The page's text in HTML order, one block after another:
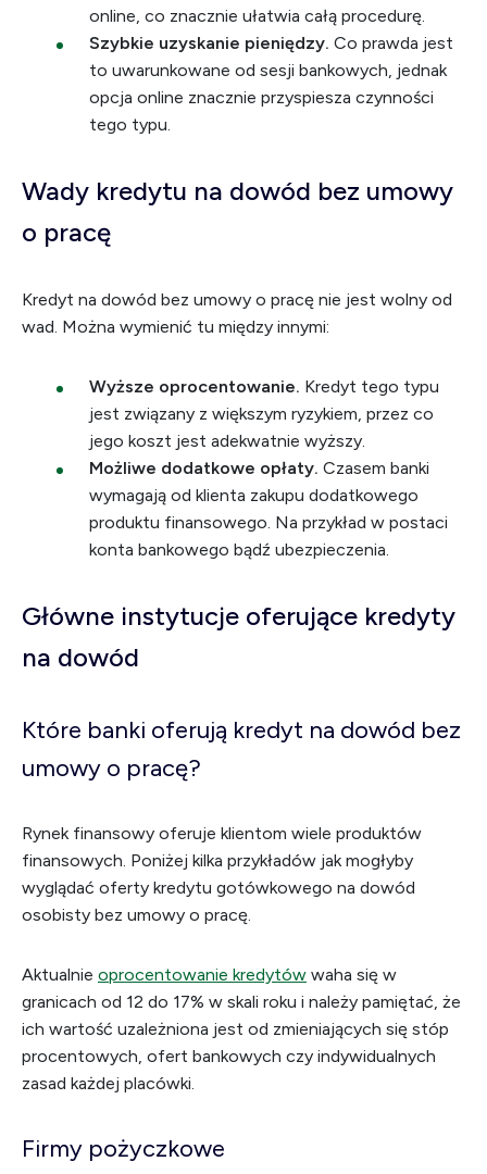
online, co znacznie ułatwia całą procedurę.
Szybkie uzyskanie pieniędzy. Co prawda jest
to uwarunkowane od sesji bankowych, jednak
opcja online znacznie przyspiesza czynności
tego typu.
Wady kredytu na dowód bez umowy
o pracę
Kredyt na dowód bez umowy o pracę nie jest wolny od
wad. Można wymienić tu między innymi:
Wyższe oprocentowanie. Kredyt tego typu
jest związany z większym ryzykiem, przez co
jego koszt jest adekwatnie wyższy.
Możliwe dodatkowe opłaty. Czasem banki
wymagają od klienta zakupu dodatkowego
produktu finansowego. Na przykład w postaci
konta bankowego bądź ubezpieczenia.
Główne instytucje oferujące kredyty
na dowód
Które banki oferują kredyt na dowód bez
umowy o pracę?
Rynek finansowy oferuje klientom wiele produktów
finansowych. Poniżej kilka przykładów jak mogłyby
wyglądać oferty kredytu gotówkowego na dowód
osobisty bez umowy o pracę.
Aktualnie oprocentowanie kredytów waha się w
granicach od 12 do 17% w skali roku i należy pamiętać, że
ich wartość uzależniona jest od zmieniających się stóp
procentowych, ofert bankowych czy indywidualnych
zasad każdej placówki.
Firmy pożyczkowe